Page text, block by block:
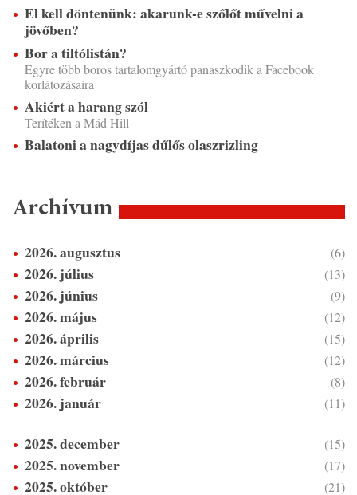
El kell döntenünk: akarunk-e szőlőt művelni a
jövőben?
Bor a tiltólistán?
Egyre több boros tartalomgyártó panaszkodik a Facebook
korlátozásaira
Akiért a harang szól
Terítéken a Mád Hill
Balatoni a nagydíjas dűlős olaszrizling
Archívum
2026. augusztus (6)
2026. július (13)
2026. június (9)
2026. május (12)
2026. április (15)
2026. március (12)
2026. február (8)
2026. január (11)
2025. december (15)
2025. november (17)
2025. október (21)